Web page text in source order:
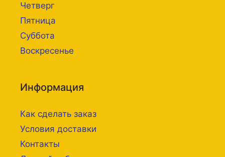
Четверг
Пятница
Суббота
Воскресенье
Информация
Как сделать заказ
Условия доставки
Контакты